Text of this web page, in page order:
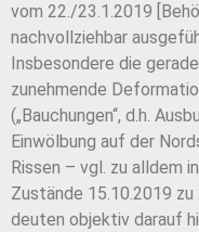
vom 22./23.1.2019
nachvollziehbar
Insbesondere die
zunehmende
(„Bauchungen“, d.h.
Einwölbung auf der
Rissen – vgl. zu alldem
Zustände 15.10.2019
deuten objektiv darauf